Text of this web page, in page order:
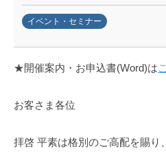
資
促
進
機
イベント・セミナー
k
n
u
★開催案内・お申込書(Word)は
お客さま各位
拝啓 平素は格別のご高配を賜り
機
構